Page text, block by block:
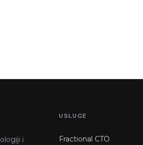
i
USLUGE
Fractional CTO